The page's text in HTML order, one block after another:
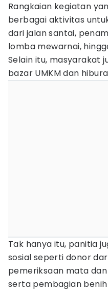
Rangkaian kegiatan
berbagai aktivitas
dari jalan santai,
lomba mewarnai,
Selain itu, masyarakat
bazar UMKM dan
Tak hanya itu, panitia
sosial seperti donor
pemeriksaan mata
serta pembagian